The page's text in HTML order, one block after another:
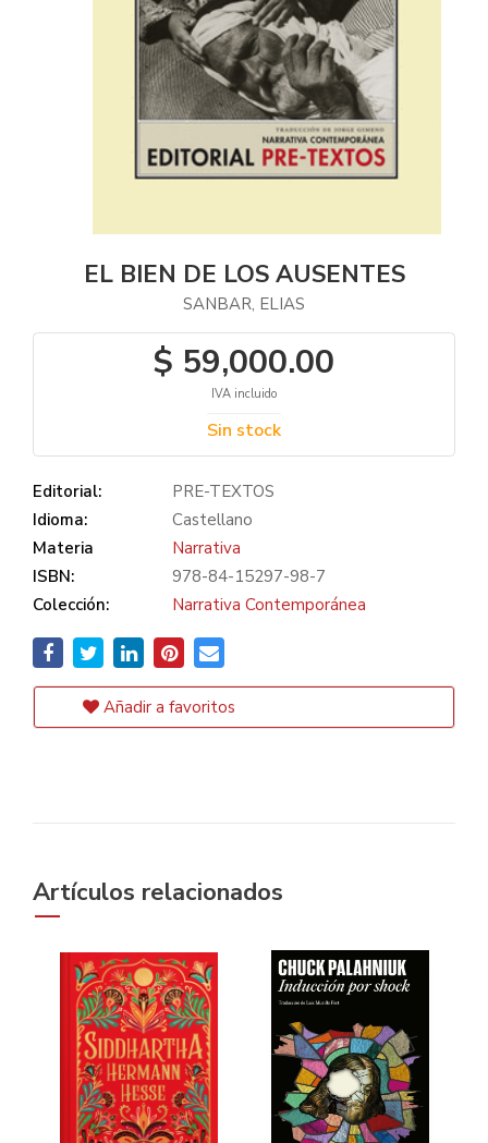
EL BIEN DE LOS AUSENTES
SANBAR, ELIAS
$ 59,000.00
IVA incluido
Sin stock
Editorial:
PRE-TEXTOS
Idioma:
Castellano
Materia
Narrativa
ISBN:
978-84-15297-98-7
Colección:
Narrativa Contemporánea
Añadir a favoritos
Artículos relacionados